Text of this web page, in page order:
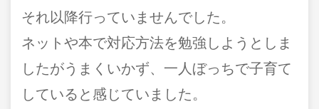
それ以降行っていませんでした。
ネットや本で対応方法を勉強しようとしま
したがうまくいかず、一人ぼっちで子育て
していると感じていました。